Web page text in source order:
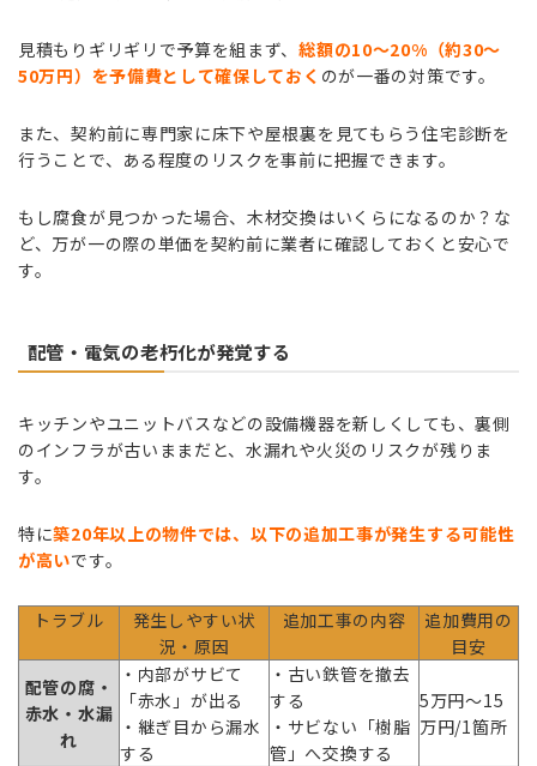
見積もりギリギリで予算を組まず、総額の10〜20%（約30〜
50万円）を予備費として確保しておく のが一番の対策です。
また、契約前に専門家に床下や屋根裏を見てもらう住宅診断を
行うことで、ある程度のリスクを事前に把握できます。
もし腐食が見つかった場合、木材交換はいくらになるのか？な
ど、万が一の際の単価を契約前に業者に確認しておくと安心で
す。
配管・電気の老朽化が発覚する
キッチンやユニットバスなどの設備機器を新しくしても、裏側
のインフラが古いままだと、水漏れや火災のリスクが残りま
す。
特に築20年以上の物件では、以下の追加工事が発生する可能性
が高いです。
トラブル
発生しやすい状
況・原因
追加工事の内容
追加費用の
目安
配管の腐・
赤水・水漏
れ
・内部がサビて
「赤水」が出る
・継ぎ目から漏水
する
・古い鉄管を撤去
する
・サビない「樹脂
管」へ交換する
5万円〜15
万円/1箇所